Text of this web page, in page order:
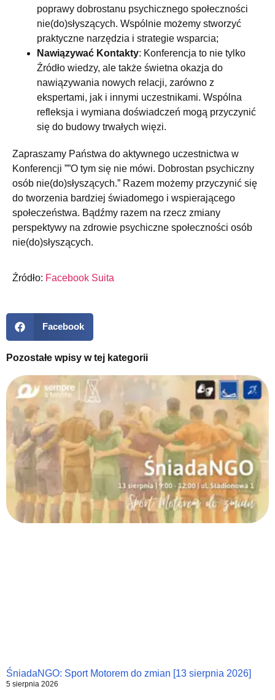
poprawy dobrostanu psychicznego społeczności
nie(do)słyszących. Wspólnie możemy stworzyć
praktyczne narzędzia i strategie wsparcia;
Nawiązywać Kontakty: Konferencja to nie tylko
Źródło wiedzy, ale także świetna okazja do
nawiązywania nowych relacji, zarówno z
ekspertami, jak i innymi uczestnikami. Wspólna
refleksja i wymiana doświadczeń mogą przyczynić
się do budowy trwałych więzi.
Zapraszamy Państwa do aktywnego uczestnictwa w
Konferencji ””O tym się nie mówi. Dobrostan psychiczny
osób nie(do)słyszących.” Razem możemy przyczynić się
do tworzenia bardziej świadomego i wspierającego
społeczeństwa. Bądźmy razem na rzecz zmiany
perspektywy na zdrowie psychiczne społeczności osób
nie(do)słyszących.
Źródło: Facebook Suita
Facebook
Pozostałe wpisy w tej kategorii
ŚniadaNGO: Sport Motorem do zmian [13 sierpnia 2026]
5 sierpnia 2026